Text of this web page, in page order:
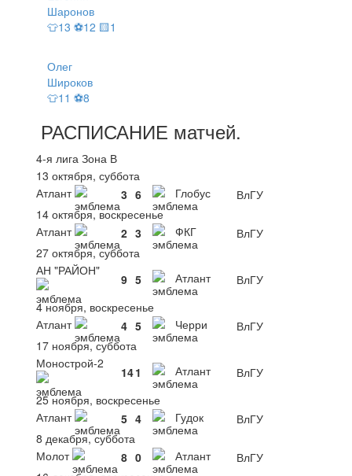
Шаронов
👕13 ⚽12 🟨1
Олег
Широков
👕11 ⚽8
РАСПИСАНИЕ матчей.
4-я лига Зона В
13 октября, суббота
Атлант
3 6 Глобус
ВлГУ
14 октября, воскресенье
Атлант
2 3 ФКГ
ВлГУ
27 октября, суббота
АН "РАЙОН"
9 5 Атлант
ВлГУ
4 ноября, воскресенье
Атлант
4 5 Черри
ВлГУ
17 ноября, суббота
Монострой-2
141 Атлант
ВлГУ
25 ноября, воскресенье
Атлант
5 4 Гудок
ВлГУ
8 декабря, суббота
Молот
8 0 Атлант
ВлГУ